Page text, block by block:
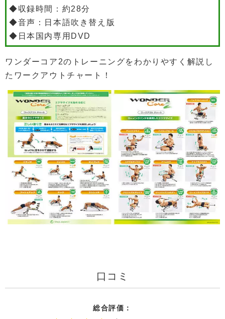
◆収録時間：約28分
◆音声：日本語吹き替え版
◆日本国内専用DVD
ワンダーコア2のトレーニングをわかりやすく解説し
たワークアウトチャート！
口コミ
総合評価：